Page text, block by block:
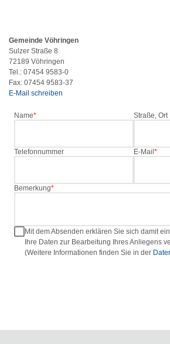
Gemeinde Vöhringen
Sulzer Straße 8
72189 Vöhringen
Tel.: 07454 9583-0
Fax: 07454 9583-37
E-Mail schreiben
Name Straße, Ort
Telefonnummer E-Mail
Bemerkung
Mit dem Absenden erklären Sie sich damit
Ihre Daten zur Bearbeitung Ihres Anliegens
(Weitere Informationen finden Sie in der